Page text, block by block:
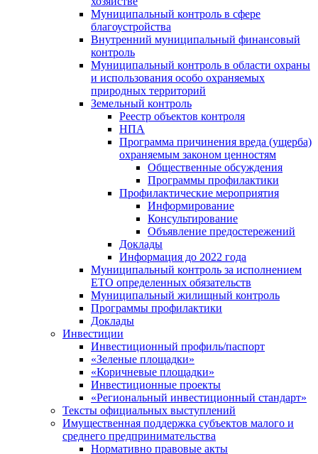
Муниципальный контроль в сфере
благоустройства
Внутренний муниципальный финансовый
контроль
Муниципальный контроль в области охраны
и использования особо охраняемых
природных территорий
Земельный контроль
Реестр объектов контроля
НПА
Программа причинения вреда (ущерба)
охраняемым законом ценностям
Общественные обсуждения
Программы профилактики
Профилактические мероприятия
Информирование
Консультирование
Объявление предостережений
Доклады
Информация до 2022 года
Муниципальный контроль за исполнением
ЕТО определенных обязательств
Муниципальный жилищный контроль
Программы профилактики
Доклады
Инвестиции
Инвестиционный профиль/паспорт
«Зеленые площадки»
«Коричневые площадки»
Инвестиционные проекты
«Региональный инвестиционный стандарт»
Тексты официальных выступлений
Имущественная поддержка субъектов малого и
среднего предпринимательства
Нормативно правовые акты